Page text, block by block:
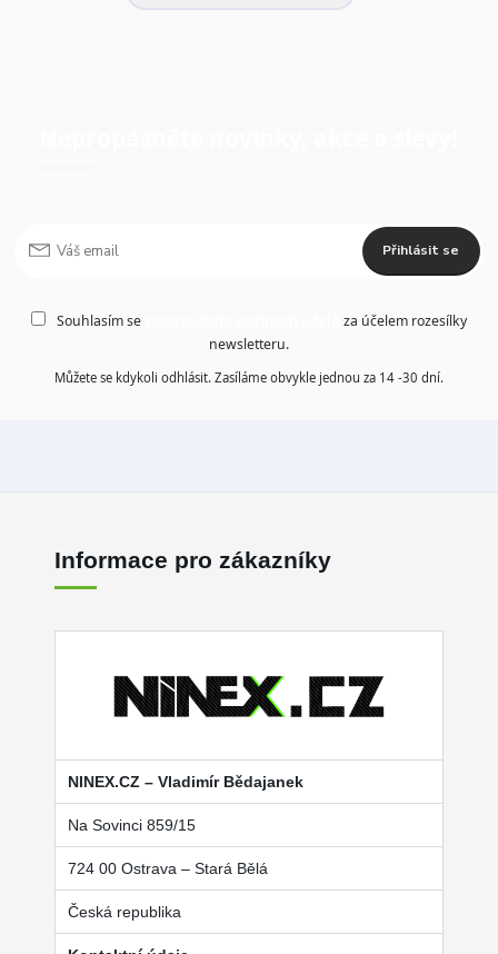
Přihlásit se
Souhlasím se
za účelem rozesílky
newsletteru.
Můžete se kdykoli odhlásit. Zasíláme obvykle jednou za 14 -30 dní.
Informace pro zákazníky
NINEX.CZ – Vladimír Bědajanek
Na Sovinci 859/15
724 00 Ostrava – Stará Bělá
Česká republika